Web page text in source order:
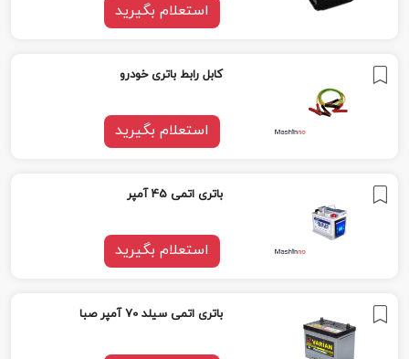
استعلام بگیرید
کابل رابط باتری خودرو
استعلام بگیرید
باتری اتمی 45 آمپر
استعلام بگیرید
باتری اتمی سیلد 70 آمپر صبا